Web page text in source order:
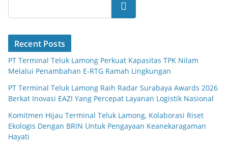
Search
Recent Posts
PT Terminal Teluk Lamong Perkuat Kapasitas TPK Nilam
Melalui Penambahan E-RTG Ramah Lingkungan
PT Terminal Teluk Lamong Raih Radar Surabaya Awards 2026
Berkat Inovasi EAZI Yang Percepat Layanan Logistik Nasional
Komitmen Hijau Terminal Teluk Lamong, Kolaborasi Riset
Ekologis Dengan BRIN Untuk Pengayaan Keanekaragaman
Hayati